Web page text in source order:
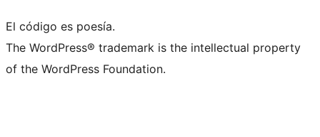
El código es poesía.
The WordPress® trademark is the intellectual property
of the WordPress Foundation.